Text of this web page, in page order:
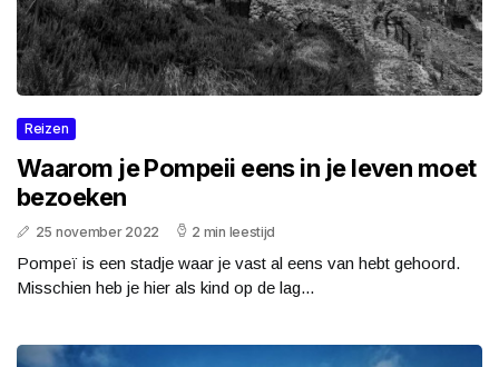
Reizen
Waarom je Pompeii eens in je leven moet
bezoeken
25 november 2022 2 min leestijd
Pompeï is een stadje waar je vast al eens van hebt gehoord.
Misschien heb je hier als kind op de lag...